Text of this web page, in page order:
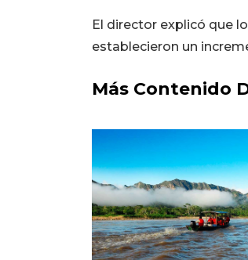
El director explicó que
establecieron un
Más Contenido